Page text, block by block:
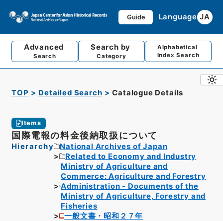
Guide Language JA
Advanced
Search
Search by
Category
Alphabetical
Index Search
TOP Detailed Search Catalogue Details
Items
国際電報の料金後納取扱について
Hierarchy
National Archives of Japan
Related to Economy and Industry
Ministry of Agriculture and
Commerce: Agriculture and Forestry
Administration - Documents of the
Ministry of Agriculture, Forestry and
Fisheries
一般文書・昭和２７年